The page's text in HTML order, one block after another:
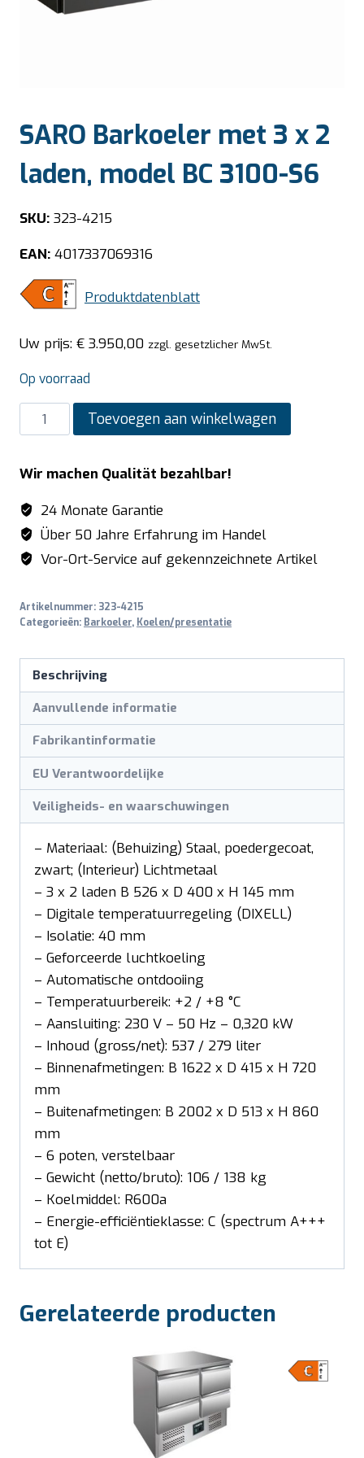
SARO Barkoeler met 3 x 2
laden, model BC 3100-S6
SKU: 323-4215
EAN: 4017337069316
Produktdatenblatt
Uw prijs: € 3.950,00 zzgl. gesetzlicher MwSt.
Op voorraad
SARO
Barkoeler
3
x
2
laden,
model
3100-
aantal
Toevoegen aan winkelwagen
Wir machen Qualität bezahlbar!
24 Monate Garantie
Über 50 Jahre Erfahrung im Handel
Vor-Ort-Service auf gekennzeichnete Artikel
Artikelnummer: 323-4215
Categorieën: Barkoeler, Koelen/presentatie
Beschrijving
Aanvullende informatie
Fabrikantinformatie
EU Verantwoordelijke
Veiligheids- en waarschuwingen
– Materiaal: (Behuizing) Staal, poedergecoat,
zwart; (Interieur) Lichtmetaal
– 3 x 2 laden B 526 x D 400 x H 145 mm
– Digitale temperatuurregeling (DIXELL)
– Isolatie: 40 mm
– Geforceerde luchtkoeling
– Automatische ontdooiing
– Temperatuurbereik: +2 / +8 °C
– Aansluiting: 230 V – 50 Hz – 0,320 kW
– Inhoud (gross/net): 537 / 279 liter
– Binnenafmetingen: B 1622 x D 415 x H 720
mm
– Buitenafmetingen: B 2002 x D 513 x H 860
mm
– 6 poten, verstelbaar
– Gewicht (netto/bruto): 106 / 138 kg
– Koelmiddel: R600a
– Energie-efficiëntieklasse: C (spectrum A+++
tot E)
Gerelateerde producten